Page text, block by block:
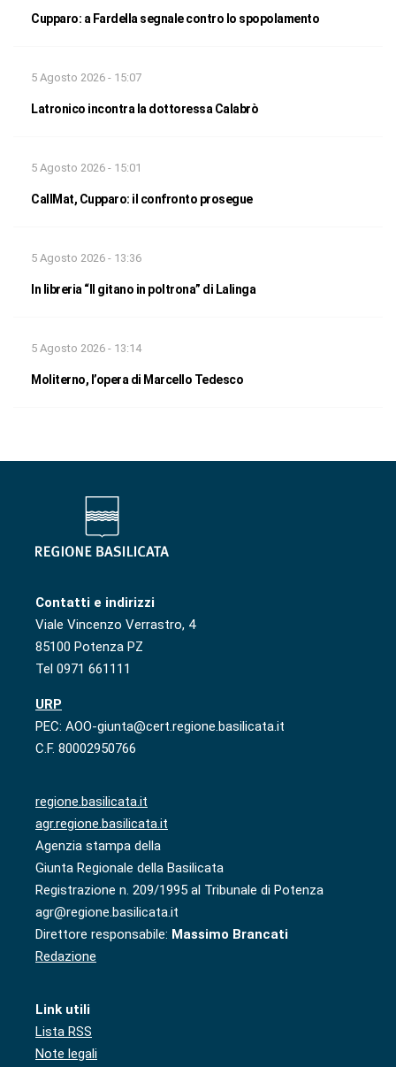
Cupparo: a Fardella segnale contro lo spopolamento
5 Agosto 2026 - 15:07
Latronico incontra la dottoressa Calabrò
5 Agosto 2026 - 15:01
CallMat, Cupparo: il confronto prosegue
5 Agosto 2026 - 13:36
In libreria “Il gitano in poltrona” di Lalinga
5 Agosto 2026 - 13:14
Moliterno, l’opera di Marcello Tedesco
Contatti e indirizzi
Viale Vincenzo Verrastro, 4
85100 Potenza PZ
Tel 0971 661111
URP
PEC: AOO-giunta@cert.regione.basilicata.it
C.F. 80002950766
regione.basilicata.it
agr.regione.basilicata.it
Agenzia stampa della
Giunta Regionale della Basilicata
Registrazione n. 209/1995 al Tribunale di Potenza
agr@regione.basilicata.it
Direttore responsabile: Massimo Brancati
Redazione
Link utili
Lista RSS
Note legali